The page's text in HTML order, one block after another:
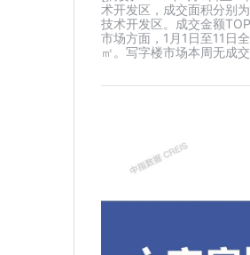
术开发区，成交面积分别
技术开发区。成交金额
市场方面，1月1日至11日
㎡。写字楼市场本周无成